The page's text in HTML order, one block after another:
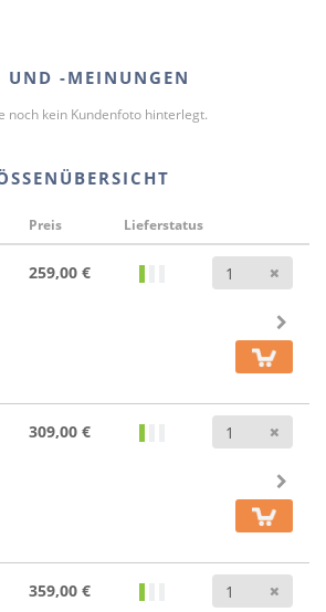
UND -MEINUNGEN
noch kein Kundenfoto hinterlegt.
Preis Lieferstatus
259,00 €
309,00 €
359,00 €